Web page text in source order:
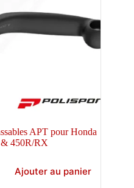
APT pour Honda
450R/RX
Ajouter au panier